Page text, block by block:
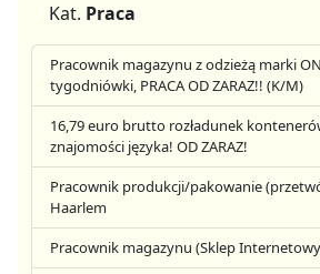
Kat. Praca
Pracownik magazynu z odzieżą marki
tygodniówki, PRACA OD ZARAZ!! (K/M)
16,79 euro brutto rozładunek
znajomości języka! OD ZARAZ!
Pracownik produkcji/pakowanie
Haarlem
Pracownik magazynu (Sklep